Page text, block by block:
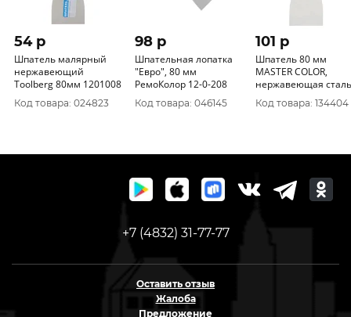
54 p
Шпатель малярный
нержавеющий
Toolberg 80мм 1201008
Код товара: 024823
98 p
Шпательная лопатка
"Евро", 80 мм
РемоКолор 12-0-208
Код товара: 046145
101 p
Шпатель 80 мм
MASTER COLOR,
нержавеющая
пластиковая ручка
2308
Код товара: 134404
+7 (4832) 31-77-77
Оставить отзыв
Жалоба
Предложение